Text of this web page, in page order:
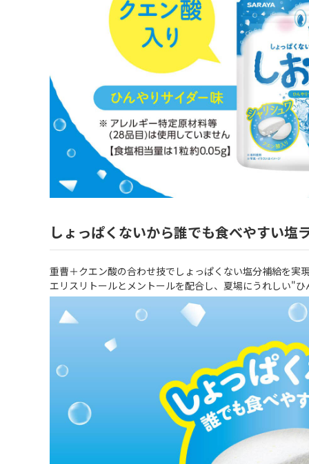
しょっぱくないから誰でも食べやすい塩
重曹＋クエン酸の合わせ技でしょっぱくない塩分補給を実
エリスリトールとメントールを配合し、夏場にうれしい"